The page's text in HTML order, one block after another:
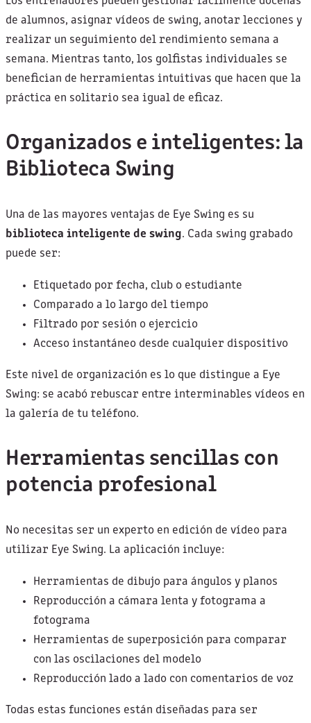
de alumnos, asignar vídeos de swing, anotar lecciones y
realizar un seguimiento del rendimiento semana a
semana. Mientras tanto, los golfistas individuales se
benefician de herramientas intuitivas que hacen que la
práctica en solitario sea igual de eficaz.
Organizados e inteligentes: la
Biblioteca Swing
Una de las mayores ventajas de Eye Swing es su
biblioteca inteligente de swing. Cada swing grabado
puede ser:
Etiquetado por fecha, club o estudiante
Comparado a lo largo del tiempo
Filtrado por sesión o ejercicio
Acceso instantáneo desde cualquier dispositivo
Este nivel de organización es lo que distingue a Eye
Swing: se acabó rebuscar entre interminables vídeos en
la galería de tu teléfono.
Herramientas sencillas con
potencia profesional
No necesitas ser un experto en edición de vídeo para
utilizar Eye Swing. La aplicación incluye:
Herramientas de dibujo para ángulos y planos
Reproducción a cámara lenta y fotograma a
fotograma
Herramientas de superposición para comparar
con las oscilaciones del modelo
Reproducción lado a lado con comentarios de voz
Todas estas funciones están diseñadas para ser